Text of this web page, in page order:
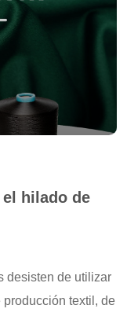
hilado de
desisten de utilizar
textil, de